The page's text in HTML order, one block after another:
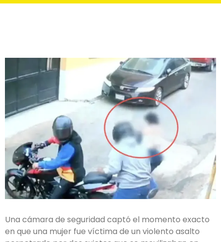
Una cámara de seguridad captó el momento exacto
en que una mujer fue víctima de un violento asalto